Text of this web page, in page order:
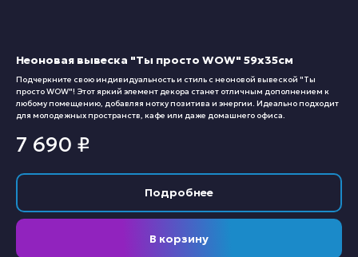
Неоновая вывеска "Ты просто WOW" 59х35см
Подчеркните свою индивидуальность и стиль с неоновой вывеской "Ты
просто WOW"! Этот яркий элемент декора станет отличным дополнением к
любому помещению, добавляя нотку позитива и энергии. Идеально подходит
для молодежных пространств, кафе или даже домашнего офиса.
7 690 ₽
Подробнее
В корзину